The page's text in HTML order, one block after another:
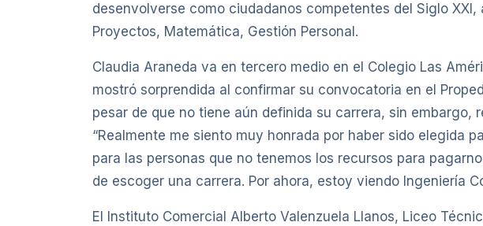
desenvolverse como ciudadanos competentes del Siglo
Proyectos, Matemática, Gestión Personal.
Claudia Araneda va en tercero medio en el Colegio Las
mostró sorprendida al confirmar su convocatoria en el
pesar de que no tiene aún definida su carrera, sin
“Realmente me siento muy honrada por haber sido elegida
para las personas que no tenemos los recursos para
de escoger una carrera. Por ahora, estoy viendo Ingeniería
El Instituto Comercial Alberto Valenzuela Llanos, Liceo